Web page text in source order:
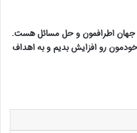
جهان اطرافمون و حل مسائل هست.
رو افزایش بدیم و به اهداف